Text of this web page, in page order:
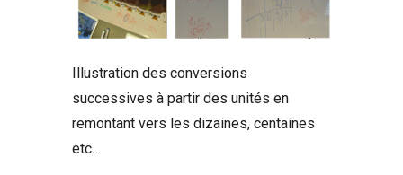
Illustration des conversions
successives à partir des unités en
remontant vers les dizaines, centaines
etc…